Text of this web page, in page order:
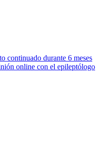
continuado durante 6 meses
online con el epileptólogo